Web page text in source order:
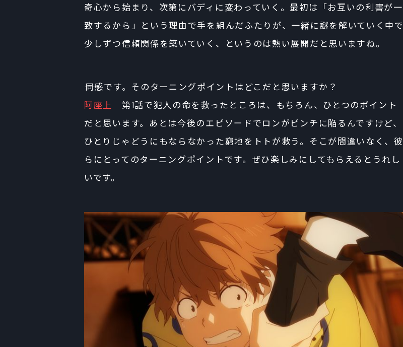
奇心から始まり、次第にバディに変わっていく。最初は「お互いの利害が一
致するから」という理由で手を組んだふたりが、一緒に謎を解いていく中で
少しずつ信頼関係を築いていく、というのは熱い展開だと思いますね。
――同感です。そのターニングポイントはどこだと思いますか？
阿座上 第1話で犯人の命を救ったところは、もちろん、ひとつのポイント
だと思います。あとは今後のエピソードでロンがピンチに陥るんですけど、
ひとりじゃどうにもならなかった窮地をトトが救う。そこが間違いなく、彼
らにとってのターニングポイントです。ぜひ楽しみにしてもらえるとうれし
いです。